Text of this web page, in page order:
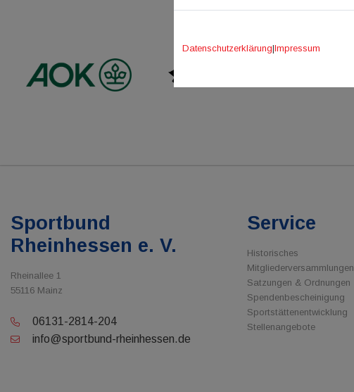
Sportbund
Rheinhessen e. V.
Rheinallee 1
55116 Mainz
06131-2814-204
info@sportbund-rheinhessen.de
Service
Historisches
Mitgliederversammlungen
Satzungen & Ordnungen
Spendenbescheinigung
Sportstättenentwicklung
Stellenangebote
Datenschutzerklärung|Impressum